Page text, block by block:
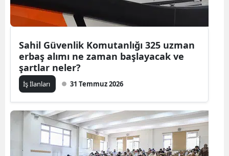
Çankırı
Çorum
Denizli
Sahil Güvenlik Komutanlığı 325 uzman
erbaş alımı ne zaman başlayacak ve
şartlar neler?
İş İlanları 31 Temmuz 2026